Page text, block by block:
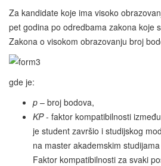
Za kandidate koje ima visoko
pet godina po odredbama zakona koje
Zakona o visokom obrazovanju broj
gde je:
p – broj bodova,
KP- faktor kompatibilnosti
je student završio i studijskog
na master akademskim
Faktor kompatibilnosti za svaki